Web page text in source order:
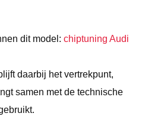
dit model: chiptuning Audi
daarbij het vertrekpunt,
samen met de technische